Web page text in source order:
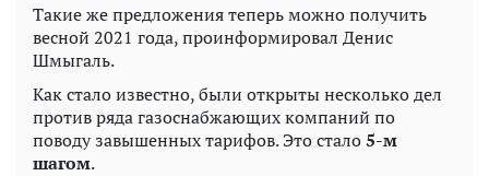
Такие же предложения теперь можно получить
весной 2021 года, проинформировал Денис
Шмыгаль.
Как стало известно, были открыты несколько дел
против ряда газоснабжающих компаний по
поводу завышенных тарифов. Это стало5-м
шагом.